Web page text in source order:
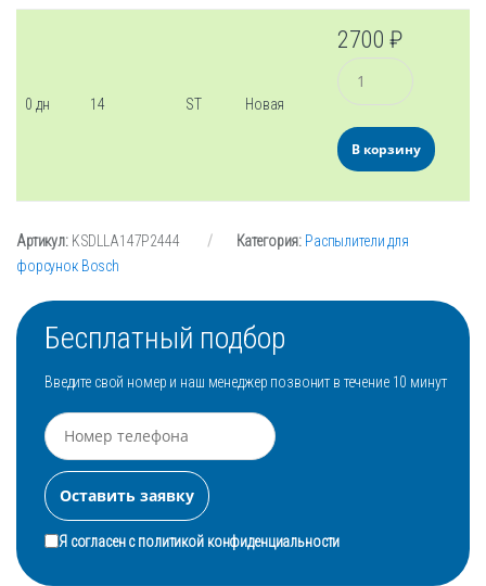
0 дн 14 ST Новая
2700₽
Количество
В корзину
Артикул: KSDLLA147P2444 Категория: Распылители для
форсунок Bosch
Бесплатный подбор
Введите свой номер и наш менеджер позвонит в течение 10 минут
Я согласен сполитикой конфиденциальности